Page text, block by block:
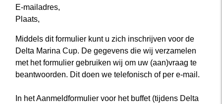
E-mailadres,
Plaats,
Middels dit formulier kunt u zich inschrijven voor de
Delta Marina Cup. De gegevens die wij verzamelen
met het formulier gebruiken wij om uw (aan)vraag te
beantwoorden. Dit doen we telefonisch of per e-mail.
In het Aanmeldformulier voor het buffet (tijdens Delta